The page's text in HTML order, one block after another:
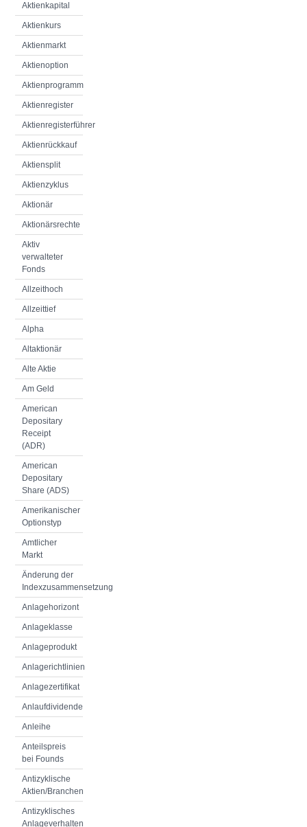
Aktienkapital
Aktienkurs
Aktienmarkt
Aktienoption
Aktienprogramm
Aktienregister
Aktienregisterführer
Aktienrückkauf
Aktiensplit
Aktienzyklus
Aktionär
Aktionärsrechte
Aktiv
verwalteter
Fonds
Allzeithoch
Allzeittief
Alpha
Altaktionär
Alte Aktie
Am Geld
American
Depositary
Receipt
(ADR)
American
Depositary
Share (ADS)
Amerikanischer
Optionstyp
Amtlicher
Markt
Änderung der
Indexzusammensetzung
Anlagehorizont
Anlageklasse
Anlageprodukt
Anlagerichtlinien
Anlagezertifikat
Anlaufdividende
Anleihe
Anteilspreis
bei Founds
Antizyklische
Aktien/Branchen
Antizyklisches
Anlageverhalten